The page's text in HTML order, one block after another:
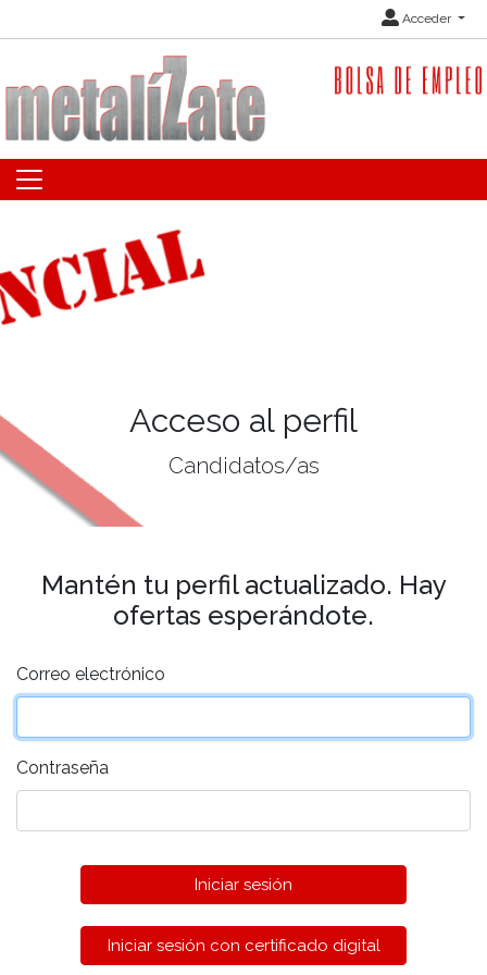
Acceder
Acceso al perfil
Candidatos/as
Mantén tu perfil actualizado. Hay
ofertas esperándote.
Correo electrónico
Contraseña